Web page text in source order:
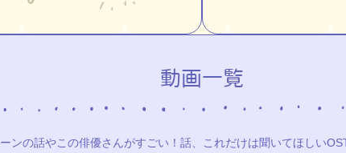
動画一覧
ンの話やこの俳優さんがすごい！話、これだけは聞いてほしい